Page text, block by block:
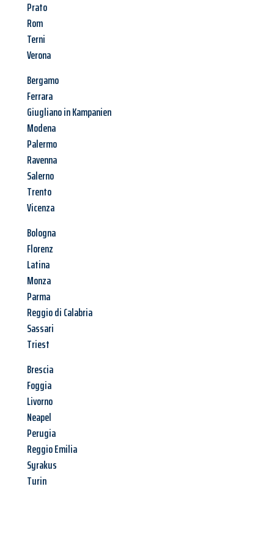
Prato
Rom
Terni
Verona
Bergamo
Ferrara
Giugliano in Kampanien
Modena
Palermo
Ravenna
Salerno
Trento
Vicenza
Bologna
Florenz
Latina
Monza
Parma
Reggio di Calabria
Sassari
Triest
Brescia
Foggia
Livorno
Neapel
Perugia
Reggio Emilia
Syrakus
Turin